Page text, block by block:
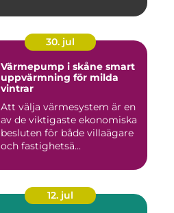
30. jul
Värmepump i skåne smart
uppvärmning för milda
vintrar
Att välja värmesystem är en
av de viktigaste ekonomiska
besluten för både villaägare
och fastighetsä...
12. jul